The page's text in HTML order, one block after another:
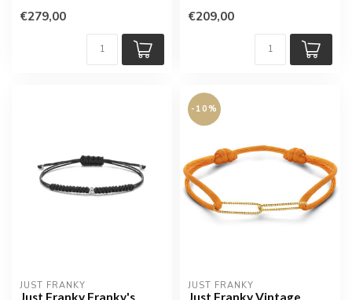
€279,00 €209,00
JUST FRANKY
Just Franky Franky's
-10%
JUST FRANKY
Just Franky Vintage